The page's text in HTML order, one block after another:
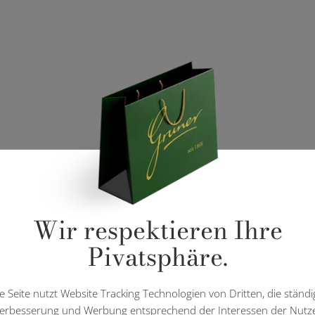
Wir respektieren Ihre
Pivatsphäre.
Seite nutzt Website Tracking Technologien von Dritten, die
und Werbung entsprechend der Interessen der